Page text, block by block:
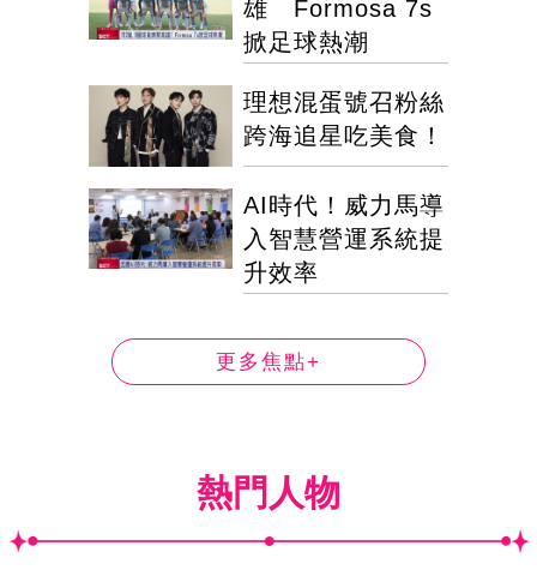
雄 Formosa 7s
掀足球熱潮
理想混蛋號召粉絲
跨海追星吃美食！
AI時代！威力馬導
入智慧營運系統提
升效率
更多焦點+
熱門人物